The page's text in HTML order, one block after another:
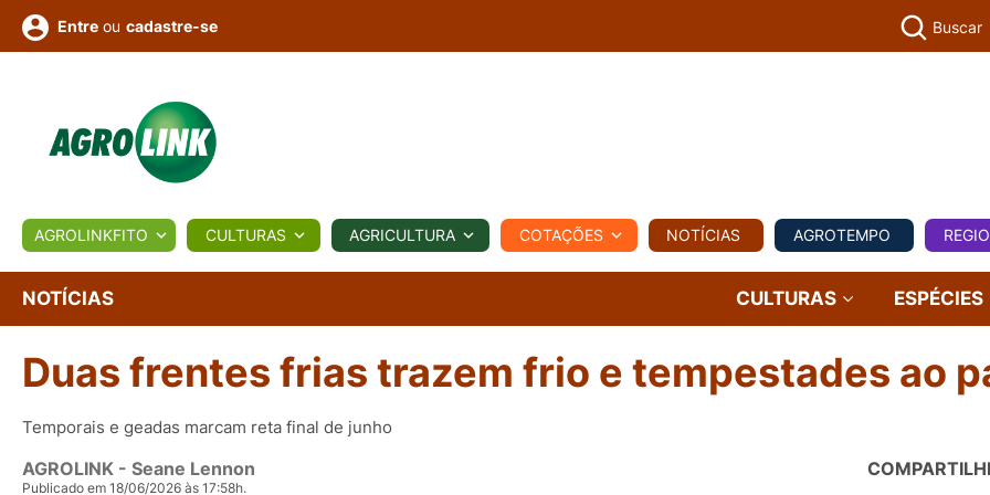
BIOLÓGICOS COTAÇÕES NOTÍCIAS AGROTEMPO REGIONAL COMERCIAL AGROVIAGENS
Conversor Colunistas Eventos
e
Vídeos
Entre ou cadastre-se Buscar
AGROLINKFITO CULTURAS AGRICULTURA COTAÇÕES NOTÍCIAS AGROTEMPO
NOTÍCIAS CULTURAS ESPÉCIES
Duas frentes frias trazem frio e tempestades ao
Temporais e geadas marcam reta final de junho
AGROLINK - Seane Lennon
Publicado em 18/06/2026 às 17:58h.